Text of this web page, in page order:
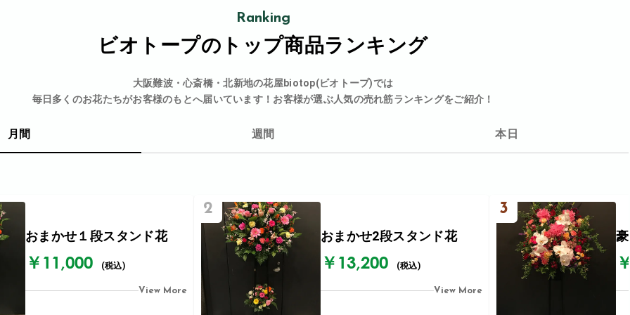
Ranking
ビオトープの トップ商品ランキング
大阪難波・心斎橋・北新地の花屋biotop(ビオトープ)では
毎日多くのお花たちがお客様のもとへ届いています！お客様が選ぶ人気の売れ筋ランキングをご紹介！
月間 週間 本日
おまかせ１段スタンド花
￥11,000 (税込)
View More
2
おまかせ2段スタンド花
￥13,200 (税込)
View More
3